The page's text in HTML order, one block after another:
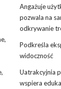
Angażuje
pozwala na
odkrywanie
Podkreśla
widoczność
Uatrakcyjnia
wspiera